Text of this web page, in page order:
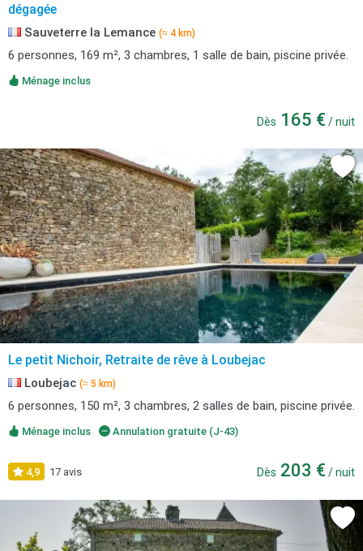
dégagée
Sauveterre la Lemance (≈ 4 km)
6 personnes, 169 m², 3 chambres, 1 salle de bain, piscine privée.
Ménage inclus
Dès 165 € / nuit
Le petit Nichoir, Retraite de rêve à Loubejac
Loubejac (≈ 5 km)
6 personnes, 150 m², 3 chambres, 2 salles de bain, piscine privée.
Ménage inclus Annulation gratuite (J-43)
4,9 17 avis Dès 203 € / nuit